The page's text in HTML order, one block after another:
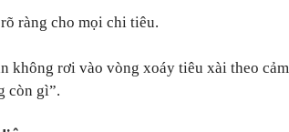
ràng cho mọi chi tiêu.
không rơi vào vòng xoáy tiêu xài theo cảm
còn gì”.